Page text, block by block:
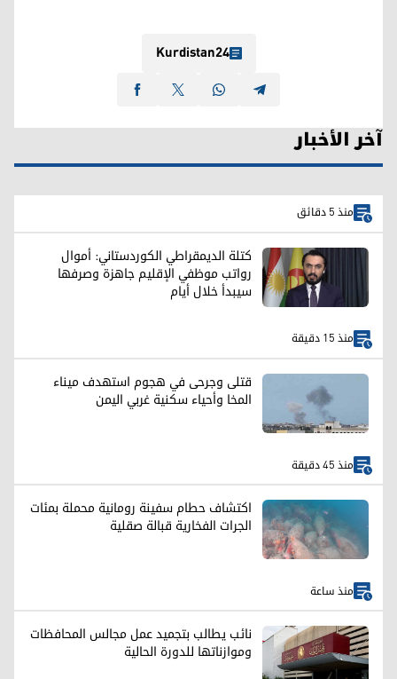
Kurdistan24
آخر الأخبار
منذ 5 دقائق
كتلة الديمقراطي الكوردستاني: أموال
رواتب موظفي الإقليم جاهزة وصرفها
سيبدأ خلال أيام
منذ 15 دقيقة
قتلى وجرحى في هجوم استهدف ميناء
المخا وأحياء سكنية غربي اليمن
منذ 45 دقيقة
اكتشاف حطام سفينة رومانية محملة بمئات
الجرات الفخارية قبالة صقلية
منذ ساعة
نائب يطالب بتجميد عمل مجالس المحافظات
وموازناتها للدورة الحالية